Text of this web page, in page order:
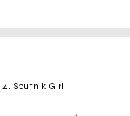
4. Sputnik Girl